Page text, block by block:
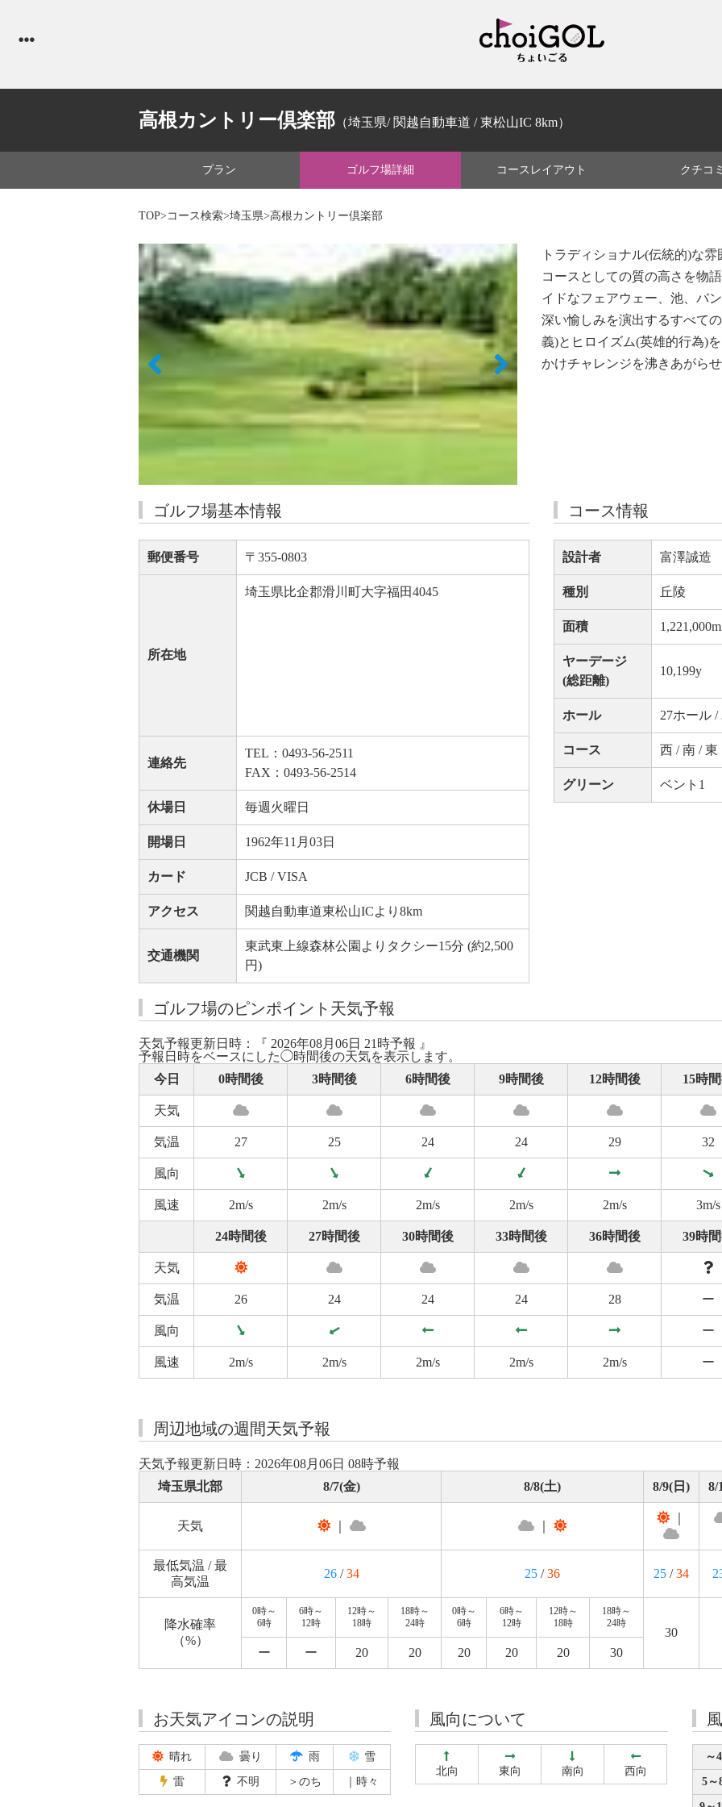
高根カントリー倶楽部 （埼玉県/ 関越自動車道 / 東松山IC 8km）
プラン ゴルフ場詳細 コース レイアウト クチコミ
TOP> コース検索>埼玉県>高根カントリー倶楽部
トラディショナル(伝統的)な
コースとしての質の高さを物
イドなフェアウェー、池、バ
深い愉しみを演出するすべて
義)とヒロイズム(英雄的行為)
かけチャレンジを沸きあがらせ
ゴルフ場基本情報
郵便番号 〒355-0803
所在地
埼玉県比企郡滑川町大字福田4045
連絡先
TEL：0493-56-2511
FAX：0493-56-2514
休場日 毎週火曜日
開場日 1962年11月03日
カード JCB / VISA
アクセス 関越自動車道東松山ICより8km
交通機関
東武東上線森林公園よりタクシー15分 (約2,500
円)
コース情報
設計者 富澤誠造
種別 丘陵
面積 1,221,000m
ヤーデージ
(総距離)
10,199y
ホール 27ホール /
コース 西 / 南 / 東
グリーン ベント1
ゴルフ場のピンポイント天気予報
天気予報更新日時：『 2026年08月06日 21時予報 』
予報日時をベースにした◯時間後の天気を表示します。
今日
0時間後 3時間後 6時間後 9時間後 12時間後 15時
天気
気温 27 25 24 24 29 32
風向
風速 2m/s 2m/s 2m/s 2m/s 2m/s 3m/s
24時間後 27時間後 30時間後 33時間後 36時間後 39時
天気
気温 26 24 24 24 28 ー
風向 ー
風速 2m/s 2m/s 2m/s 2m/s 2m/s ー
周辺地域の週間天気予報
天気予報更新日時：2026年08月06日 08時予報
埼玉県北部
8/7(金) 8/8(土) 8/9(日) 8/
天気 ｜
最低気温 / 最
高気温
26/34 25 /36 25 /34
降水確率
（%）
0時～
6時
6時～
12時
12時～
18時
18時～
24時
0時～
6時
6時～
12時
12時～
18時
18時～
24時
30
ー
ー 20 20 20 20 20 30
お天気アイコンの説明
晴れ 曇り 雨 雪
雷 不明 ＞のち ｜時々
風向について
北向 東向 南向 西向
～
5～